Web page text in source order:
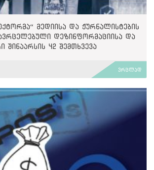
მედიისა და ჟურნალისტების
დეზინფორმაციისა და
შინაარსის 42 შემთხვევა
ვრცლად